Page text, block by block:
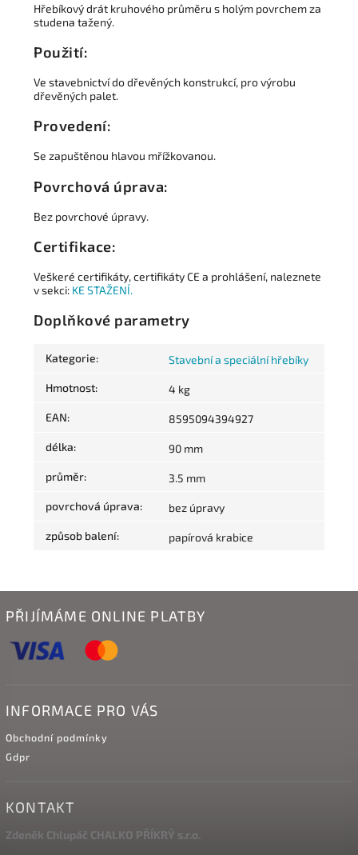
Hřebíkový drát kruhového průměru s holým povrchem za
studena tažený.
Použití:
Ve stavebnictví do dřevěných konstrukcí, pro výrobu
dřevěných palet.
Provedení:
Se zapuštěnou hlavou mřížkovanou.
Povrchová úprava:
Bez povrchové úpravy.
Certifikace:
Veškeré certifikáty, certifikáty CE a prohlášení, naleznete
v sekci: KE STAŽENÍ.
Doplňkové parametry
Kategorie: Stavební a speciální hřebíky
Hmotnost: 4 kg
EAN: 8595094394927
délka: 90 mm
průměr: 3.5 mm
povrchová úprava: bez úpravy
způsob balení: papírová krabice
PŘIJÍMÁME ONLINE PLATBY
INFORMACE PRO VÁS
Obchodní podmínky
Gdpr
KONTAKT
Zdeněk Chlupáč CHALKO PŘÍKRÝ s.r.o.